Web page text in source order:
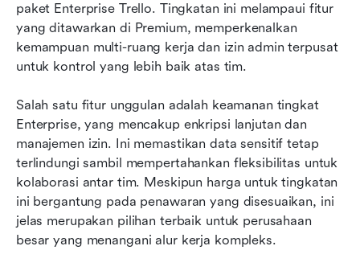
paket Enterprise Trello. Tingkatan ini melampaui fitur
yang ditawarkan di Premium, memperkenalkan
kemampuan multi-ruang kerja dan izin admin terpusat
untuk kontrol yang lebih baik atas tim.
Salah satu fitur unggulan adalah keamanan tingkat
Enterprise, yang mencakup enkripsi lanjutan dan
manajemen izin. Ini memastikan data sensitif tetap
terlindungi sambil mempertahankan fleksibilitas untuk
kolaborasi antar tim. Meskipun harga untuk tingkatan
ini bergantung pada penawaran yang disesuaikan, ini
jelas merupakan pilihan terbaik untuk perusahaan
besar yang menangani alur kerja kompleks.